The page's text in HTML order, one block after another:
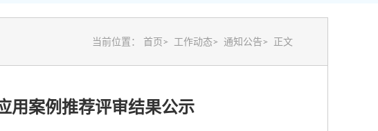
当前位置： 首页 工作动态 通知公告 正文
用案例推荐评审结果公示